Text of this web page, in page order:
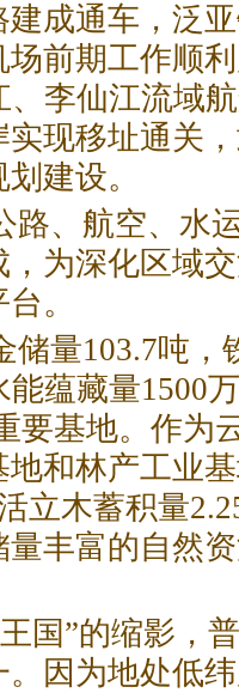
成通车，泛
前期工作顺
、李仙江流域
现移址通关
建设。
路、航空、水
为深化区域
。
储量103.7吨，
蕴藏量1500
要基地。作为
和林产工业
立木蓄积量
丰富的自然
国”的缩影，
因为地处低